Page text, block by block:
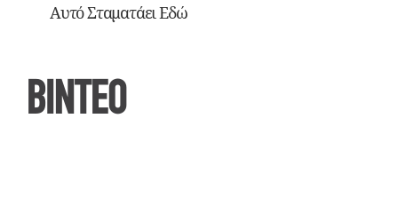
Αυτό Σταματάει Εδώ
ΒΙΝΤΕΟ